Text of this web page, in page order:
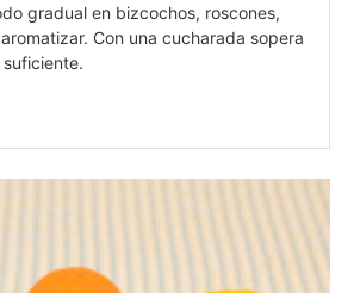
gradual en bizcochos, roscones,
Con una cucharada sopera